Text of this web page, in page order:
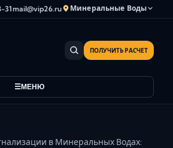
31mail@vip26.ru Минеральные Воды
Анапа
Волгодонск
МЕНЮ
ПОЛУЧИТЬ РАСЧЕТ
в Минеральных Водах: